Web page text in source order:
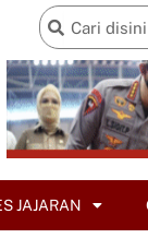
JAJARAN